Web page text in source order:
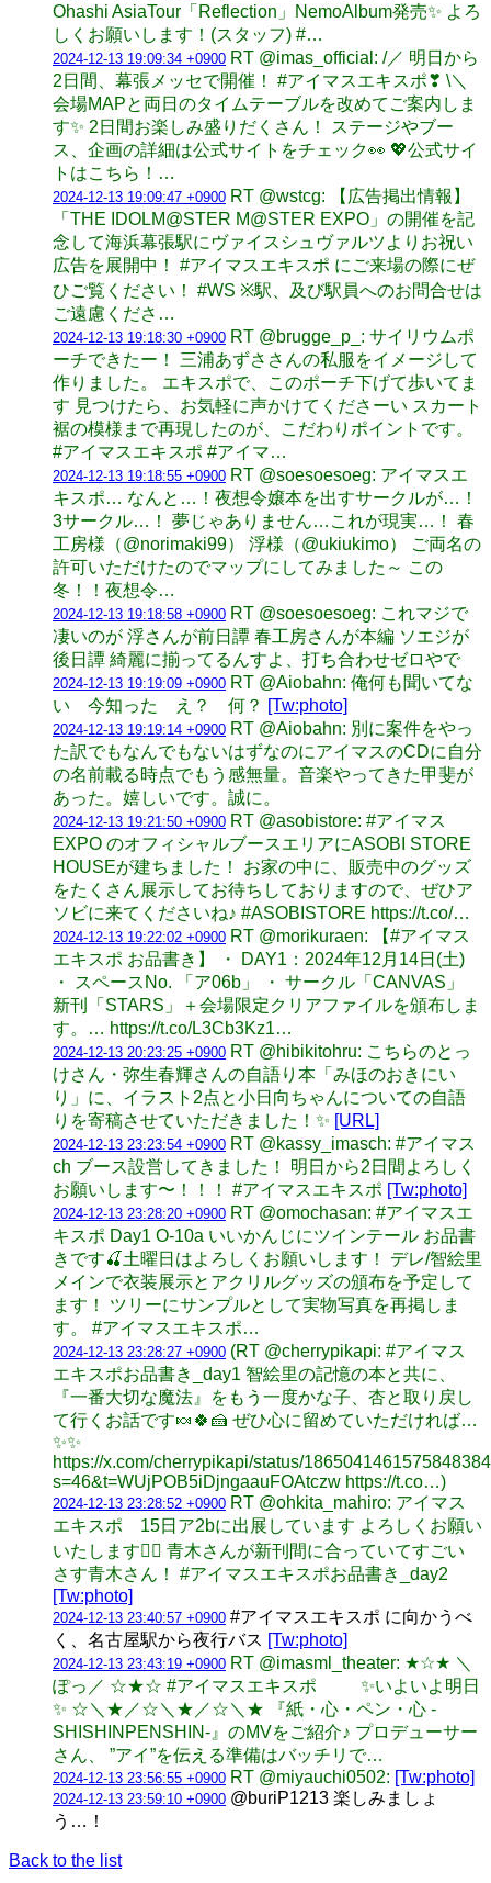
Ohashi AsiaTour「Reflection」NemoAlbum発売✨ よろ
しくお願いします！(スタッフ) #…
2024-12-13 19:09:34 +0900 RT @imas_official: /／ 明日から
2日間、幕張メッセで開催！ #アイマスエキスポ❣ \＼
会場MAPと両日のタイムテーブルを改めてご案内しま
す✨ 2日間お楽しみ盛りだくさん！ ステージやブー
ス、企画の詳細は公式サイトをチェック👀 💖公式サイ
トはこちら！…
2024-12-13 19:09:47 +0900 RT @wstcg: 【広告掲出情報】
「THE IDOLM@STER M@STER EXPO」の開催を記
念して海浜幕張駅にヴァイスシュヴァルツよりお祝い
広告を展開中！ #アイマスエキスポ にご来場の際にぜ
ひご覧ください！ #WS ※駅、及び駅員へのお問合せは
ご遠慮くださ…
2024-12-13 19:18:30 +0900 RT @brugge_p_: サイリウムポ
ーチできたー！ 三浦あずささんの私服をイメージして
作りました。 エキスポで、このポーチ下げて歩いてま
す 見つけたら、お気軽に声かけてくださーい スカート
裾の模様まで再現したのが、こだわりポイントです。
#アイマスエキスポ #アイマ…
2024-12-13 19:18:55 +0900 RT @soesoesoeg: アイマスエ
キスポ… なんと…！夜想令嬢本を出すサークルが…！
3サークル…！ 夢じゃありません…これが現実…！ 春
工房様（@norimaki99） 浮様（@ukiukimo） ご両名の
許可いただけたのでマップにしてみました～ この
冬！！夜想令…
2024-12-13 19:18:58 +0900 RT @soesoesoeg: これマジで
凄いのが 浮さんが前日譚 春工房さんが本編 ソエジが
後日譚 綺麗に揃ってるんすよ、打ち合わせゼロやで
2024-12-13 19:19:09 +0900 RT @Aiobahn: 俺何も聞いてな
い 今知った え？ 何？ [Tw:photo]
2024-12-13 19:19:14 +0900 RT @Aiobahn: 別に案件をやっ
た訳でもなんでもないはずなのにアイマスのCDに自分
の名前載る時点でもう感無量。音楽やってきた甲斐が
あった。嬉しいです。誠に。
2024-12-13 19:21:50 +0900 RT @asobistore: #アイマス
EXPO のオフィシャルブースエリアにASOBI STORE
HOUSEが建ちました！ お家の中に、販売中のグッズ
をたくさん展示してお待ちしておりますので、ぜひア
ソビに来てくださいね♪ #ASOBISTORE https://t.co/…
2024-12-13 19:22:02 +0900 RT @morikuraen: 【#アイマス
エキスポ お品書き】 ・ DAY1：2024年12月14日(土)
・ スペースNo. 「ア06b」 ・ サークル「CANVAS」
新刊「STARS」＋会場限定クリアファイルを頒布しま
す。… https://t.co/L3Cb3Kz1…
2024-12-13 20:23:25 +0900 RT @hibikitohru: こちらのとっ
けさん・弥生春輝さんの自語り本「みほのおきにい
り」に、イラスト2点と小日向ちゃんについての自語
りを寄稿させていただきました！✨ [URL]
2024-12-13 23:23:54 +0900 RT @kassy_imasch: #アイマス
ch ブース設営してきました！ 明日から2日間よろしく
お願いします〜！！！ #アイマスエキスポ [Tw:photo]
2024-12-13 23:28:20 +0900 RT @omochasan: #アイマスエ
キスポ Day1 O-10a いいかんじにツインテール お品書
きです🍒土曜日はよろしくお願いします！ デレ/智絵里
メインで衣装展示とアクリルグッズの頒布を予定して
ます！ ツリーにサンプルとして実物写真を再掲しま
す。 #アイマスエキスポ…
2024-12-13 23:28:27 +0900 (RT @cherrypikapi: #アイマス
エキスポお品書き_day1 智絵里の記憶の本と共に、
『一番大切な魔法』をもう一度かな子、杏と取り戻し
て行くお話です🍬🍀🍰 ぜひ心に留めていただければ…
✨✨
https://x.com/cherrypikapi/status/
s=46&t=WUjPOB5iDjngaauFOAtczw https://t.co…)
2024-12-13 23:28:52 +0900 RT @ohkita_mahiro: アイマス
エキスポ 15日ア2bに出展しています よろしくお願い
いたします🙇‍♂️ 青木さんが新刊間に合っていてすごい
さす青木さん！ #アイマスエキスポお品書き_day2
[Tw:photo]
2024-12-13 23:40:57 +0900 #アイマスエキスポ に向かうべ
く、名古屋駅から夜行バス [Tw:photo]
2024-12-13 23:43:19 +0900 RT @imasml_theater: ★☆★ ＼
ぽっ／ ☆★☆ #アイマスエキスポ ✨いよいよ明日
✨ ☆＼★／☆＼★／☆＼★ 『紙・心・ペン・心 -
SHISHINPENSHIN-』のMVをご紹介♪ プロデューサー
さん、 ”アイ”を伝える準備はバッチリで…
2024-12-13 23:56:55 +0900 RT @miyauchi0502: [Tw:photo]
2024-12-13 23:59:10 +0900 @buriP1213 楽しみましょ
う…！
Back to the list